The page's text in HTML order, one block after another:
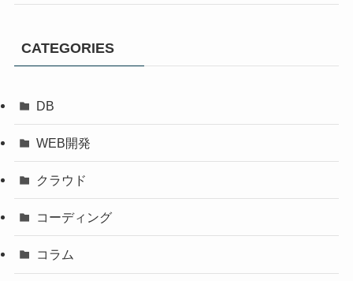
CATEGORIES
DB
WEB開発
クラウド
コーディング
コラム